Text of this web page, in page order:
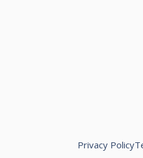
Privacy Policy